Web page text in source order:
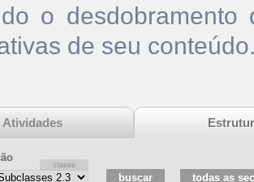
o
de seu
Atividades